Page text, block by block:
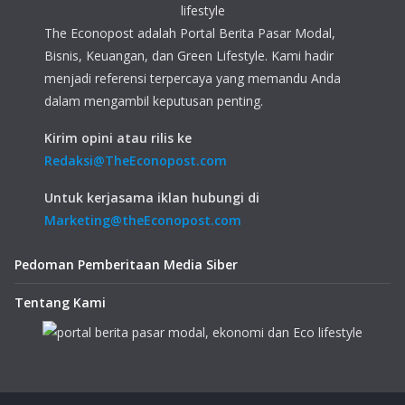
The Econopost adalah Portal Berita Pasar Modal,
Bisnis, Keuangan, dan Green Lifestyle. Kami hadir
menjadi referensi terpercaya yang memandu Anda
dalam mengambil keputusan penting.
Kirim opini atau rilis ke
Redaksi@TheEconopost.com
Untuk kerjasama iklan hubungi di
Marketing@theEconopost.com
Pedoman Pemberitaan Media Siber
Tentang Kami